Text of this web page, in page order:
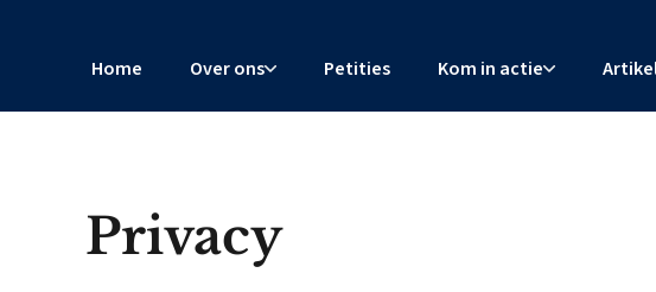
Home Over ons Petities Kom in actie
Privacy